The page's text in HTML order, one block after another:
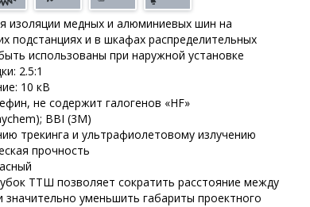
изоляции медных и алюминиевых шин на
подстанциях и в шкафах распределительных
использованы при наружной установке
2.5:1
10 кВ
не содержит галогенов «HF»
BBI (3M)
трекинга и ультрафиолетовому излучению
прочность
ТТШ позволяет сократить расстояние между
уменьшить габариты проектного